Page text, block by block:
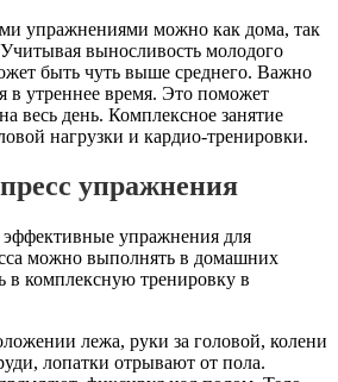
упражнениями можно как дома, так
выносливость молодого
быть чуть выше среднего. Важно
в утреннее время. Это поможет
весь день. Комплексное занятие
нагрузки и кардио-тренировки.
упражнения
упражнения для
можно выполнять в домашних
в комплексную тренировку в
лежа, руки за головой, колени
лопатки отрывают от пола.